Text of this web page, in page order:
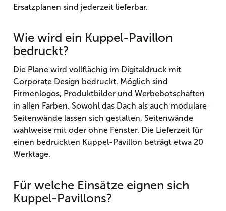
Ersatzplanen sind jederzeit lieferbar.
Wie wird ein Kuppel-Pavillon
bedruckt?
Die Plane wird vollflächig im Digitaldruck mit
Corporate Design bedruckt. Möglich sind
Firmenlogos, Produktbilder und Werbebotschaften
in allen Farben. Sowohl das Dach als auch modulare
Seitenwände lassen sich gestalten, Seitenwände
wahlweise mit oder ohne Fenster. Die Lieferzeit für
einen bedruckten Kuppel-Pavillon beträgt etwa 20
Werktage.
Für welche Einsätze eignen sich
Kuppel-Pavillons?